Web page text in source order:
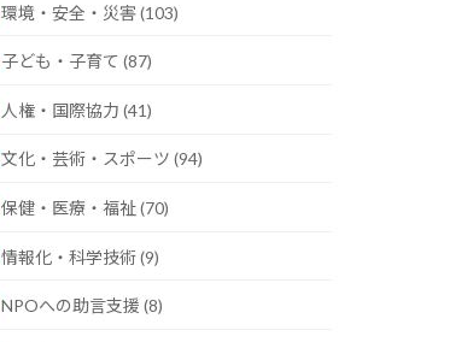
環境・安全・災害 (103)
子ども・子育て (87)
人権・国際協力 (41)
文化・芸術・スポーツ (94)
保健・医療・福祉 (70)
情報化・科学技術 (9)
NPOへの助言支援 (8)